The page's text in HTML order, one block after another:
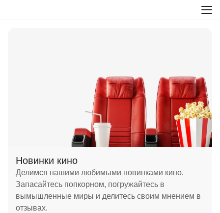
Новинки кино
Делимся нашими любимыми новинками кино.
Запасайтесь попкорном, погружайтесь в
вымышленные миры и делитесь своим мнением в
отзывах.